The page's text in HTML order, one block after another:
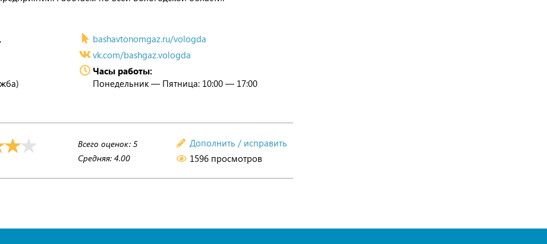
bashavtonomgaz.ru/vologda
vk.com/bashgaz.vologda
Часы работы:
Понедельник — Пятница: 10:00 — 17:00
Всего оценок: 5
Средняя: 4.00
Дополнить / исправить
1596 просмотров